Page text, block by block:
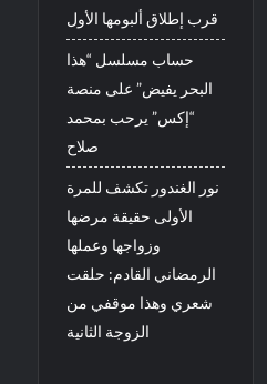
قرب إطلاق ألبومها الأول
حساب مسلسل “هذا
البحر يفيض” على منصة
“إكس” يرحب بمحمد
صلاح
نور الغندور تكشف للمرة
الأولى حقيقة مرضها
وزواجها وعملها
الرمضاني القادم: حلقت
شعري وهذا موقفي من
الزوجة الثانية